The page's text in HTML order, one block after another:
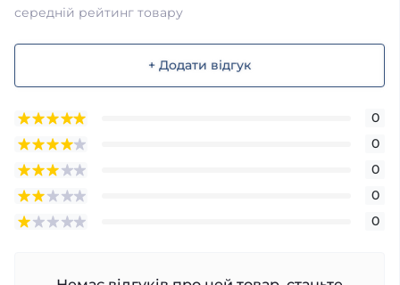
середній рейтинг товару
+ Додати відгук
0
0
0
0
0